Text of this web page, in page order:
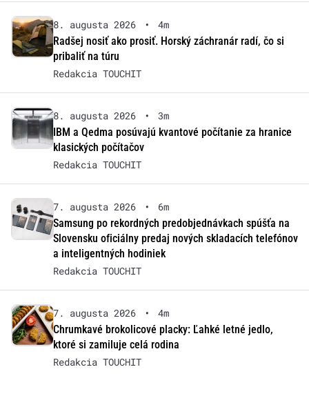
8. augusta 2026 •
4m
Radšej nosiť ako prosiť. Horský záchranár radí, čo si
pribaliť na túru
Redakcia TOUCHIT
8. augusta 2026 •
3m
IBM a Qedma posúvajú kvantové počítanie za hranice
klasických počítačov
Redakcia TOUCHIT
7. augusta 2026 •
6m
Samsung po rekordných predobjednávkach spúšťa na
Slovensku oficiálny predaj nových skladacích telefónov
a inteligentných hodiniek
Redakcia TOUCHIT
7. augusta 2026 •
4m
Chrumkavé brokolicové placky: Ľahké letné jedlo,
ktoré si zamiluje celá rodina
Redakcia TOUCHIT